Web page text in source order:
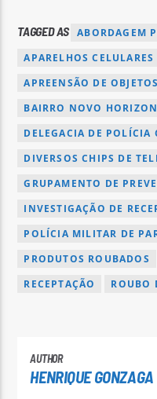
TAGGED AS ABORDAGEM
APARELHOS CELULARES
APREENSÃO DE
BAIRRO NOVO
DELEGACIA DE POLÍCIA
DIVERSOS CHIPS DE
GRUPAMENTO DE
INVESTIGAÇÃO DE
POLÍCIA MILITAR DE
PRODUTOS ROUBADOS
RECEPTAÇÃO
ROUBO
AUTHOR
HENRIQUE GONZAGA